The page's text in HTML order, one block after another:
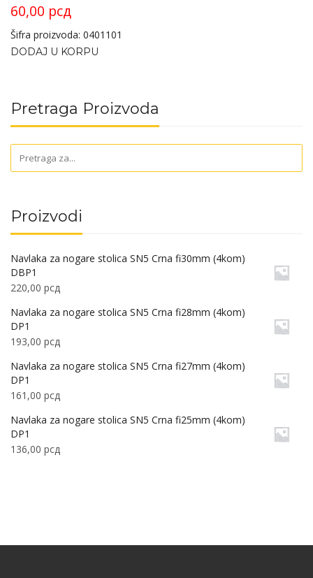
60,00 рсд
Šifra proizvoda: 0401101
DODAJ U KORPU
Pretraga Proizvoda
Proizvodi
Navlaka za nogare stolica SN5 Crna fi30mm (4kom)
DBP1
220,00 рсд
Navlaka za nogare stolica SN5 Crna fi28mm (4kom)
DP1
193,00 рсд
Navlaka za nogare stolica SN5 Crna fi27mm (4kom)
DP1
161,00 рсд
Navlaka za nogare stolica SN5 Crna fi25mm (4kom)
DP1
136,00 рсд